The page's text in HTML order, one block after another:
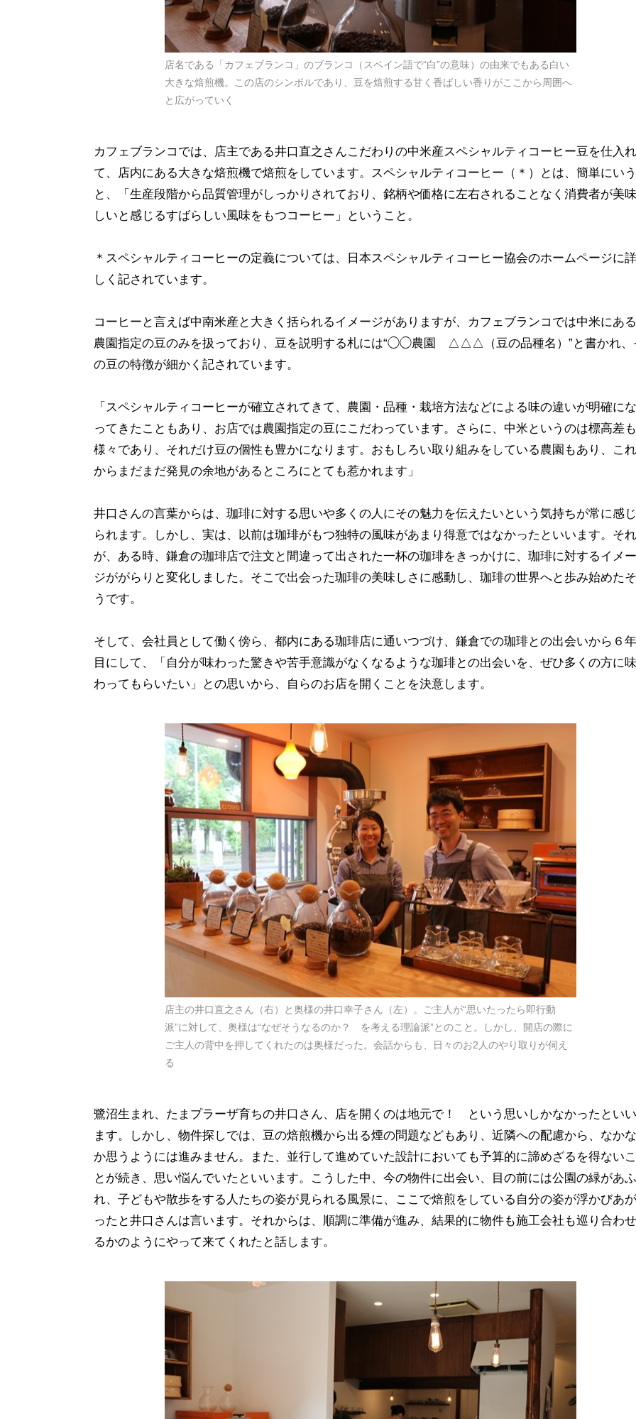
店名である「カフェブランコ」のブランコ（スペイン語で“白”の意味）の由来でもある白い
大きな焙煎機。この店のシンボルであり、豆を焙煎する甘く香ばしい香りがここから周囲へ
と広がっていく
カフェブランコでは、店主である井口直之さんこだわりの中米産スペシャルティコーヒー豆を仕入れ
て、店内にある大きな焙煎機で焙煎をしています。スペシャルティコーヒー（＊）とは、簡単にいう
と、「生産段階から品質管理がしっかりされており、銘柄や価格に左右されることなく消費者が美味
しいと感じるすばらしい風味をもつコーヒー」ということ。
＊スペシャルティコーヒーの定義については、日本スペシャルティコーヒー協会のホームページに詳
しく記されています。
コーヒーと言えば中南米産と大きく括られるイメージがありますが、カフェブランコでは中米にある
農園指定の豆のみを扱っており、豆を説明する札には“◯◯農園 △△△（豆の品種名）”と書かれ、
の豆の特徴が細かく記されています。
「スペシャルティコーヒーが確立されてきて、農園・品種・栽培方法などによる味の違いが明確にな
ってきたこともあり、お店では農園指定の豆にこだわっています。さらに、中米というのは標高差も
様々であり、それだけ豆の個性も豊かになります。おもしろい取り組みをしている農園もあり、これ
からまだまだ発見の余地があるところにとても惹かれます」
井口さんの言葉からは、珈琲に対する思いや多くの人にその魅力を伝えたいという気持ちが常に感じ
られます。しかし、実は、以前は珈琲がもつ独特の風味があまり得意ではなかったといいます。それ
が、ある時、鎌倉の珈琲店で注文と間違って出された一杯の珈琲をきっかけに、珈琲に対するイメー
ジががらりと変化しました。そこで出会った珈琲の美味しさに感動し、珈琲の世界へと歩み始めたそ
うです。
そして、会社員として働く傍ら、都内にある珈琲店に通いつづけ、鎌倉での珈琲との出会いから６年
目にして、「自分が味わった驚きや苦手意識がなくなるような珈琲との出会いを、ぜひ多くの方に味
わってもらいたい」との思いから、自らのお店を開くことを決意します。
店主の井口直之さん（右）と奥様の井口幸子さん（左）。ご主人が“思いたったら即行動
派”に対して、奥様は“なぜそうなるのか？ を考える理論派”とのこと。しかし、開店の際に
ご主人の背中を押してくれたのは奥様だった。会話からも、日々のお2人のやり取りが伺え
る
鷺沼生まれ、たまプラーザ育ちの井口さん、店を開くのは地元で！ という思いしかなかったといい
ます。しかし、物件探しでは、豆の焙煎機から出る煙の問題などもあり、近隣への配慮から、なかな
か思うようには進みません。また、並行して進めていた設計においても予算的に諦めざるを得ないこ
とが続き、思い悩んでいたといいます。こうした中、今の物件に出会い、目の前には公園の緑があふ
れ、子どもや散歩をする人たちの姿が見られる風景に、ここで焙煎をしている自分の姿が浮かびあが
ったと井口さんは言います。それからは、順調に準備が進み、結果的に物件も施工会社も巡り合わせ
るかのようにやって来てくれたと話します。